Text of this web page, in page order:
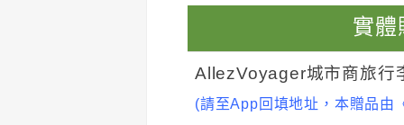
實體
AllezVoyager城市商旅行
(請至App回填地址，本贈品由